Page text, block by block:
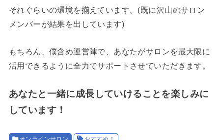
それぐらいの環境を揃えています。(既に沢山のサロン
メンバーが結果を出しています)
もちろん、僕含め運営陣で、あなたがサロンを最大限に
活用できるように全力でサポートさせていただきます。
あなたと一緒に成長していけることを楽しみに
しています！